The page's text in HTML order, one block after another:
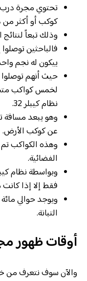
تحتوي مجرة درب
كوكب أو أكثر
وذلك تبعاً
فالباحثين
ييكون له نجم
حيث أنهم
لخمس كواكب
نظام كيبلر 32.
وهو يبعد
عن كوكب الأرض.
وهذه الكواكب
الفضائية.
وبواسطة نظام
فقط إلا إذا
ويوجد حوالي
التبانة.
أوقات ظهور
والآن سوف نتعرف من